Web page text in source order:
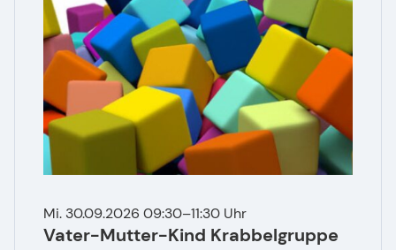
Mi. 30.09.2026 09:30–11:30 Uhr
Vater-Mutter-Kind Krabbelgruppe